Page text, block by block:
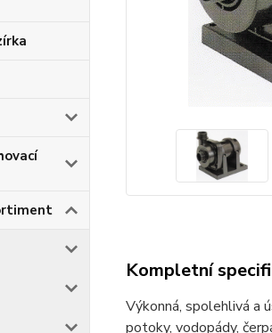
Kompletní
Výkonná, spolehlivá a
potoky, vodopády,